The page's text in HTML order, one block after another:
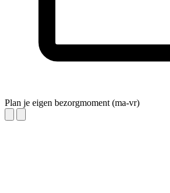
Plan je eigen bezorgmoment (ma-vr)